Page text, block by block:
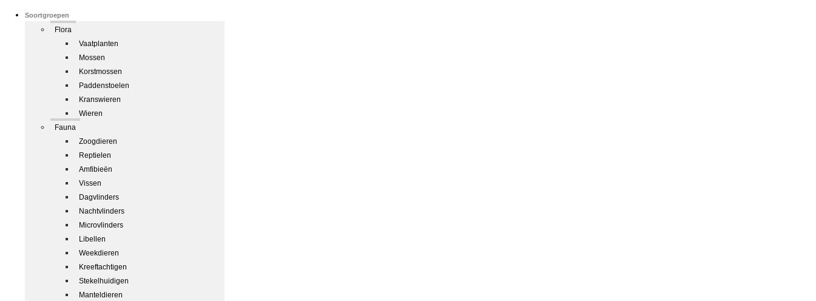
Soortgroepen
Flora
Vaatplanten
Mossen
Korstmossen
Paddenstoelen
Kranswieren
Wieren
Fauna
Zoogdieren
Reptielen
Amfibieën
Vissen
Dagvlinders
Nachtvlinders
Microvlinders
Libellen
Weekdieren
Kreeftachtigen
Stekelhuidigen
Manteldieren